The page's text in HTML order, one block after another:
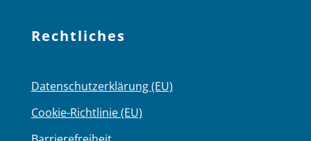
Rechtliches
Datenschutzerklärung (EU)
Cookie-Richtlinie (EU)